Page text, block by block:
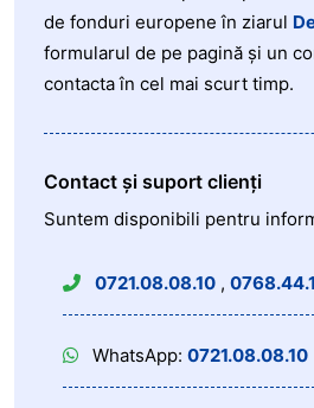
de fonduri europene în ziarul
formularul de pe pagină și un
contacta în cel mai scurt timp.
Contact și suport clienți
Suntem disponibili pentru
0721.08.08.10 ,
WhatsApp: 0721.08.08.10